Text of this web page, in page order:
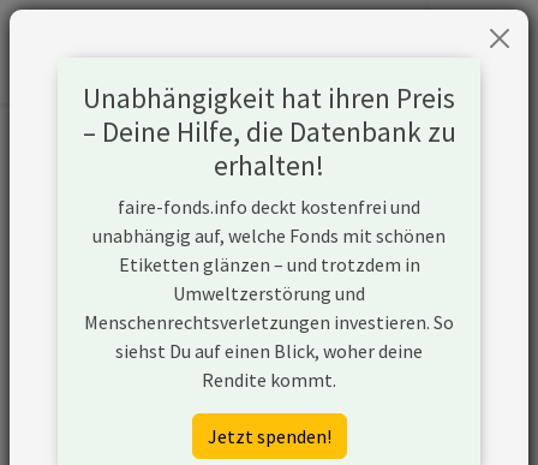
Informationen zum Unternehmen
Shell plc
https://www.shell.com
Konflikte
Shell plc ist ein Unternehmen
aus Großbritannien, das in der
Öl- und Gasförderung aktiv ist
Unabhängigkeit hat ihren Preis
– Deine Hilfe, die Datenbank zu
erhalten!
faire-fonds.info deckt kostenfrei und
unabhängig auf, welche Fonds mit schönen
Etiketten glänzen – und trotzdem in
Umweltzerstörung und
Menschenrechtsverletzungen investieren. So
siehst Du auf einen Blick, woher deine
Rendite kommt.
Jetzt spenden!